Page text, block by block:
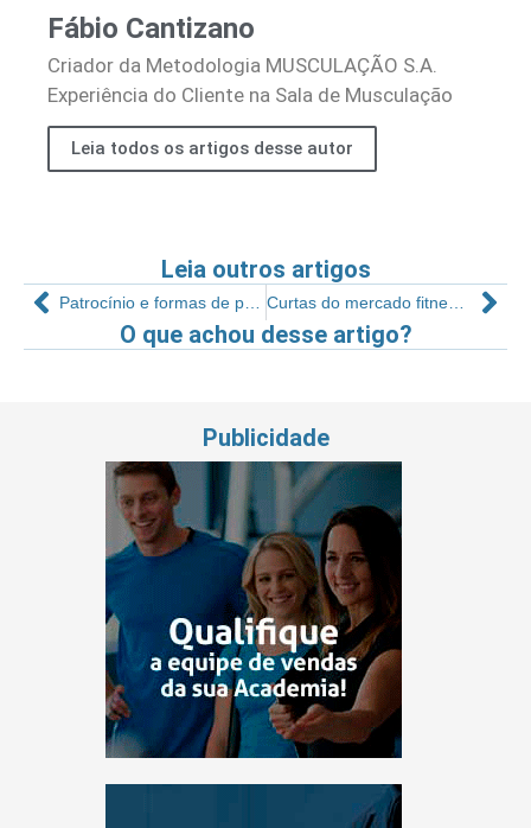
Fábio Cantizano
Criador da Metodologia MUSCULAÇÃO S.A.
Experiência do Cliente na Sala de Musculação
Leia todos os artigos desse autor
Leia outros artigos
Curtas do mercado fitness – 121
O que achou desse artigo?
Publicidade